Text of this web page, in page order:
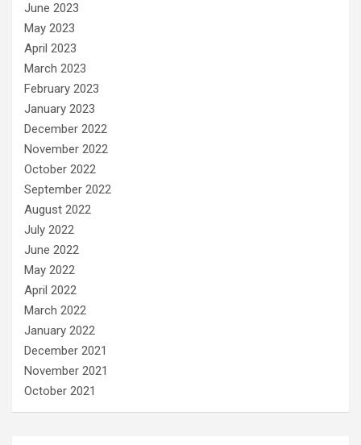
June 2023
May 2023
April 2023
March 2023
February 2023
January 2023
December 2022
November 2022
October 2022
September 2022
August 2022
July 2022
June 2022
May 2022
April 2022
March 2022
January 2022
December 2021
November 2021
October 2021